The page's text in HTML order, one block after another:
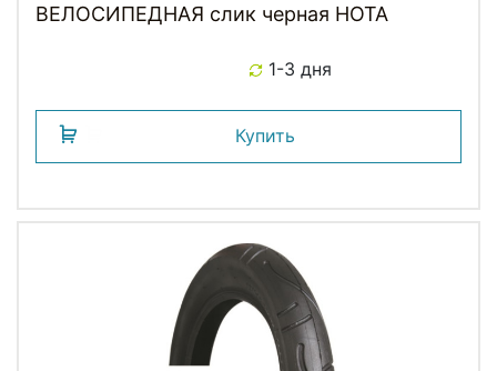
ВЕЛОСИПЕДНАЯ слик черная HOTA
1-3 дня
Купить